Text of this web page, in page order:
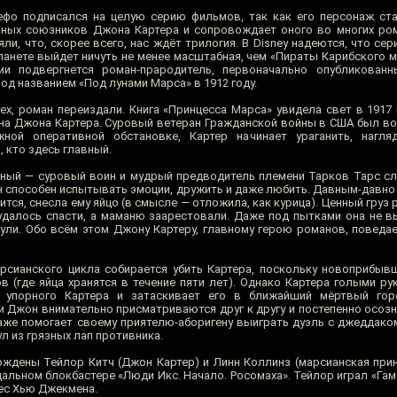
подписался на целую серию фильмов, так как его персонаж
союзников Джона Картера и сопровождает оного во многих
что, скорее всего, нас ждёт трилогия. В Disney надеются, что
выйдет ничуть не менее масштабная, чем «Пираты Карибского
подвергнется роман-прародитель, первоначально
названием «Под лунами Марса» в 1912 году.
роман переиздали. Книга «Принцесса Марса» увидела свет в 1917
Джона Картера. Суровый ветеран Гражданской войны в США был
оперативной обстановке, Картер начинает ураганить,
здесь главный.
— суровый воин и мудрый предводитель племени Тарков Тарс
испытывать эмоции, дружить и даже любить. Давным-
снесла ему яйцо (в смысле — отложила, как курица). Ценный груз
спасти, а маманю заарестовали. Даже под пытками она не
Обо всём этом Джону Картеру, главному герою романов,
цикла собирается убить Картера, поскольку
(где яйца хранятся в течение пяти лет). Однако Картера голыми
упорного Картера и затаскивает его в ближайший мёртвый
Джон внимательно присматриваются друг к другу и постепенно
помогает своему приятелю-аборигену выиграть дуэль с
из грязных лап противника.
Тейлор Китч (Джон Картер) и Линн Коллинз (марсианская
блокбастере «Люди Икс. Начало. Росомаха». Тейлор играл
Хью Джекмена.